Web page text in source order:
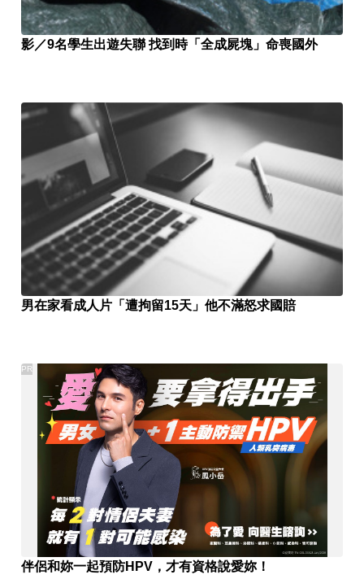
影／9名學生出遊失聯 找到時「全成屍塊」命喪國外
男在家看成人片「遭拘留15天」他不滿怒求國賠
伴侶和妳一起預防HPV，才有資格說愛妳！
PR